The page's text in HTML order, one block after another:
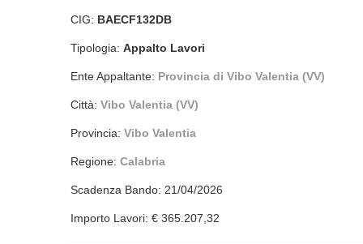
CIG: BAECF132DB
Tipologia: Appalto Lavori
Ente Appaltante: Provincia di Vibo Valentia (VV)
Città: Vibo Valentia (VV)
Provincia: Vibo Valentia
Regione: Calabria
Scadenza Bando: 21/04/2026
Importo Lavori: € 365.207,32